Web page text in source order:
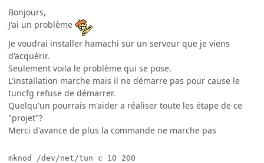
Bonjours,
J'ai un problème
Je voudrai installer hamachi sur un serveur que je viens
d'acquérir.
Seulement voila le problème qui se pose.
L'installation marche mais il ne démarre pas pour cause le
tuncfg refuse de démarrer.
Quelqu'un pourrais m'aider a réaliser toute les étape de ce
"projet"?
Merci d'avance de plus la commande ne marche pas
mknod /dev/net/tun c 10 200